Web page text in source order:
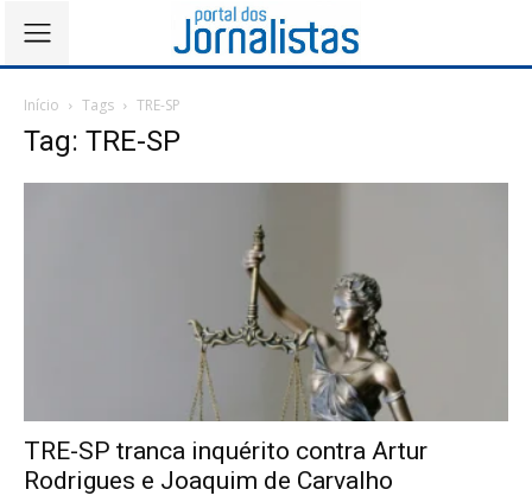
Início Tags TRE-SP
Tag: TRE-SP
TRE-SP tranca inquérito contra Artur
Rodrigues e Joaquim de Carvalho